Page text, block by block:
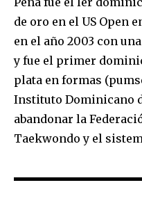
de oro en el US Open
en el año 2003 con
y fue el primer
plata en formas
Instituto Dominicano
abandonar la
Taekwondo y el